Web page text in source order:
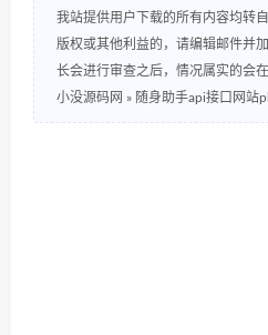
我站提供用户下载的所有内容均转
版权或其他利益的，请编辑邮件并
长会进行审查之后，情况属实的会
小没源码网 » 随身助手api接口网站